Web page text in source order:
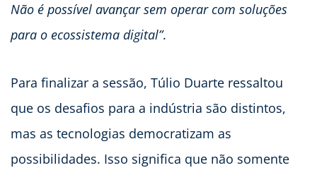
Não é possível avançar sem operar com soluções
para o ecossistema digital”.
Para finalizar a sessão, Túlio Duarte ressaltou
que os desafios para a indústria são distintos,
mas as tecnologias democratizam as
possibilidades. Isso significa que não somente